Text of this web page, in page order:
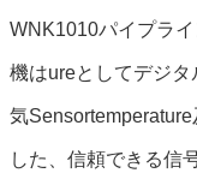
WNK1010パイプラ
機はureとしてデジ
気
した、信頼できる信